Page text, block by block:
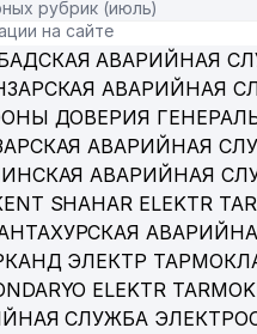
T. С. ИндП
D. I. ИндП
VOYAGE TOUR ООО
KIDS STUDY НОУ
FOOD ООО
QUALITY PRODUCTS ООО
В.Л. ЧП
рубрик (июль)
на сайте
АВАРИЙНАЯ
АВАРИЙНАЯ
ДОВЕРИЯ
АВАРИЙНАЯ
АВАРИЙНАЯ
SHAHAR ELEKTR
ЭЛЕКТР
ELEKTR
СЛУЖБА